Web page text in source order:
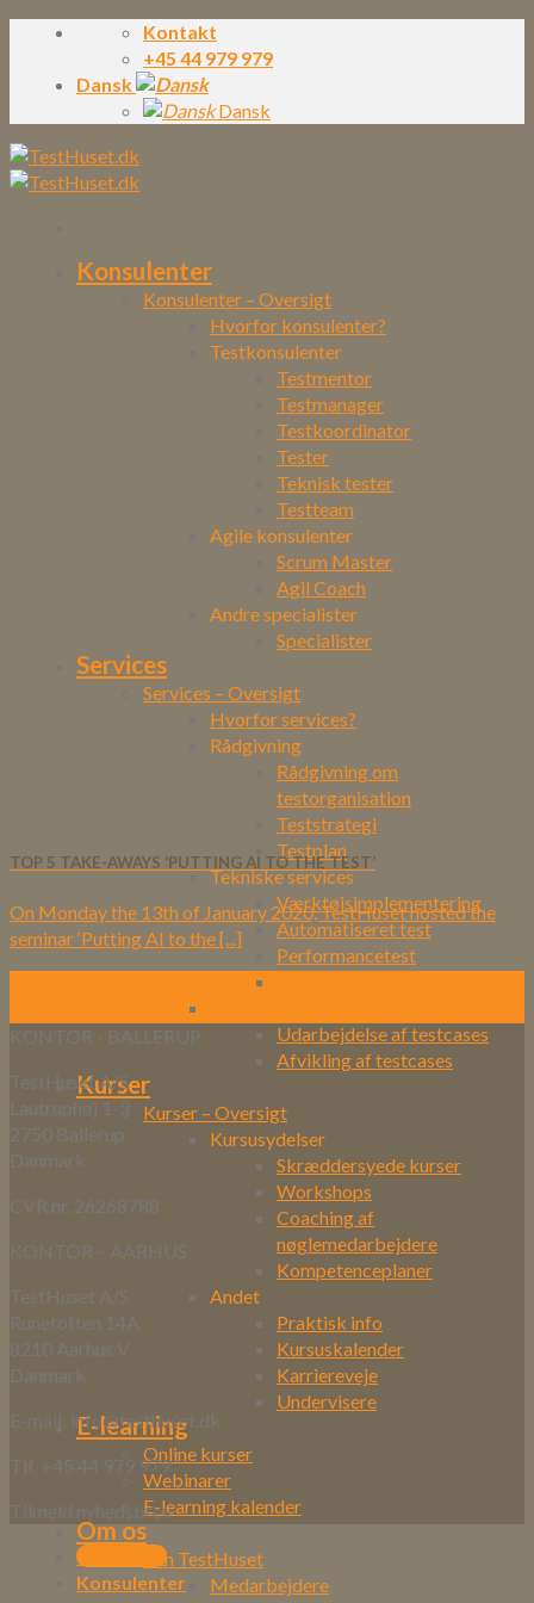
content
Kontakt
+45 44 979 979
Dansk
Dansk
Konsulenter
Konsulenter – Oversigt
Hvorfor konsulenter?
Testkonsulenter
Testmentor
Testmanager
Testkoordinator
Tester
Teknisk tester
Testteam
Agile konsulenter
Scrum Master
Agil Coach
Andre specialister
Specialister
Services
Services – Oversigt
Hvorfor services?
Rådgivning
Rådgivning om
testorganisation
Teststrategi
Testplan
Tekniske services
Værktøjsimplementering
Automatiseret test
Performancetest
Udarbejdelse af testcases
Afvikling af testcases
Kurser
Kurser – Oversigt
Kursusydelser
Skræddersyede kurser
Workshops
Coaching af
nøglemedarbejdere
Kompetenceplaner
Andet
Praktisk info
Kursuskalender
Karriereveje
Undervisere
E-learning
Online kurser
Webinarer
E-learning kalender
Om os
Om TestHuset
Medarbejdere
TOP 5 TAKE-AWAYS ‘PUTTING AI TO THE TEST’
On Monday the 13th of January 2020, TestHuset hosted the
seminar ‘Putting AI to the [...]
KONTOR - BALLERUP
TestHuset A/S
Lautruphøj 1-3
2750 Ballerup
Danmark
CVR.nr. 26268788
KONTOR – AARHUS
TestHuset A/S
Runetoften 14A
8210 Aarhus V
Danmark
E-mail: info@testhuset.dk
Tlf. +45 44 979 979
Tilmeld nyhedsbrev
Kontakt os
Konsulenter